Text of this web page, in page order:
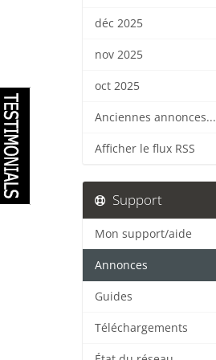
déc 2025
nov 2025
oct 2025
Anciennes annonces...
Afficher le flux RSS
Support
Mon support/aide
Annonces
Guides
Téléchargements